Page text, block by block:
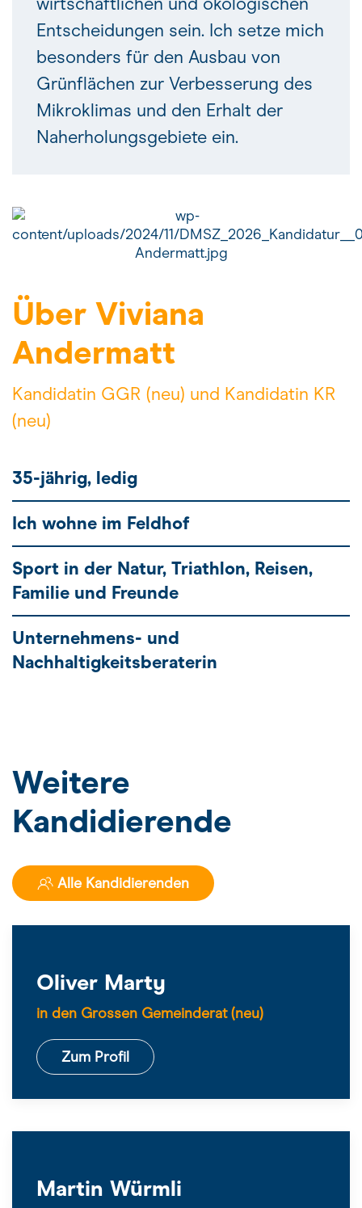
Entscheidungen sein. Ich setze mich
besonders für den Ausbau von
Grünflächen zur Verbesserung des
Mikroklimas und den Erhalt der
Naherholungsgebiete ein.
Über Viviana
Andermatt
Kandidatin GGR (neu) und Kandidatin KR
(neu)
35-jährig, ledig
Ich wohne im Feldhof
Sport in der Natur, Triathlon, Reisen,
Familie und Freunde
Unternehmens- und
Nachhaltigkeitsberaterin
Weitere
Kandidierende
Alle Kandidierenden
Oliver Marty
in den Grossen Gemeinderat (neu)
Zum Profil
Martin Würmli